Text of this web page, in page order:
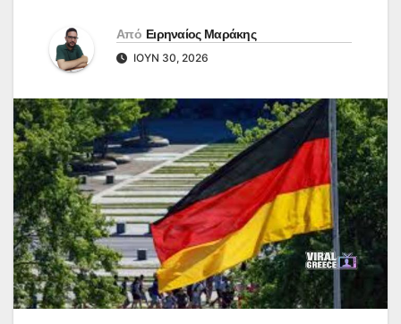
Από Ειρηναίος Μαράκης
ΙΟΎΝ 30, 2026